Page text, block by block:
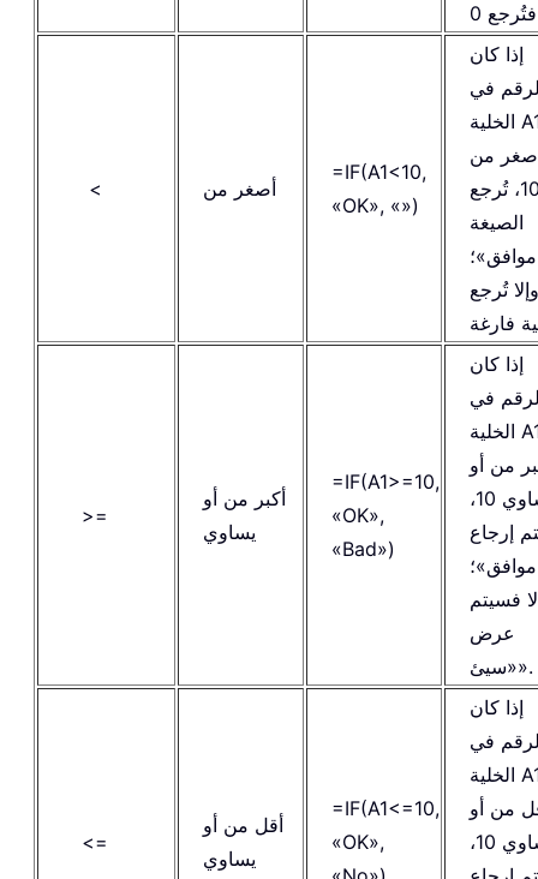
< أصغر من
=IF(A1<10,
«OK», «»)
إذا كان
في
الخلية A1
من
10، تُرجع
الصيغة
وإلا تُرجع
>=
أكبر من أو
يساوي
=IF(A1>=10,
«OK»,
«Bad»)
إذا كان
في
الخلية A1
من أو
يساوي 10،
إرجاع
فسيتم
عرض
«سيئ».
<=
أقل من أو
يساوي
=IF(A1<=10,
«OK»,
إذا كان
في
الخلية A1
من أو
يساوي 10،